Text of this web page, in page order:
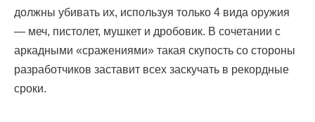
должны убивать их, используя только 4 вида оружия
— меч, пистолет, мушкет и дробовик. В сочетании с
аркадными «сражениями» такая скупость со стороны
разработчиков заставит всех заскучать в рекордные
сроки.